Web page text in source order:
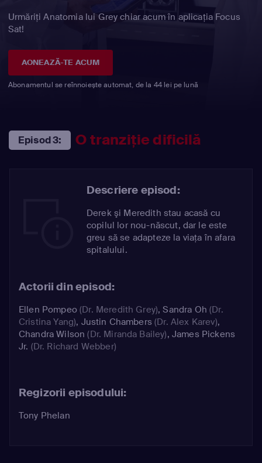
Urmăriți Anatomia lui Grey chiar acum în aplicația Focus
Sat!
AONEAZĂ-TE ACUM
Abonamentul se reînnoiește automat, de la 44 lei pe lună
Episod 3: O tranziţie dificilă
Descriere episod:
Derek şi Meredith stau acasă cu
copilul lor nou-născut, dar le este
greu să se adapteze la viaţa în afara
spitalului.
Actorii din episod:
Ellen Pompeo(Dr. Meredith Grey),Sandra Oh (Dr.
Cristina Yang), Justin Chambers (Dr. Alex Karev),
Chandra Wilson (Dr. Miranda Bailey), James Pickens
Jr. (Dr. Richard Webber)
Regizorii episodului:
Tony Phelan